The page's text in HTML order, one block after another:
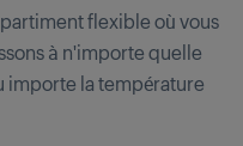
flexible où vous
à n'importe quelle
importe la température